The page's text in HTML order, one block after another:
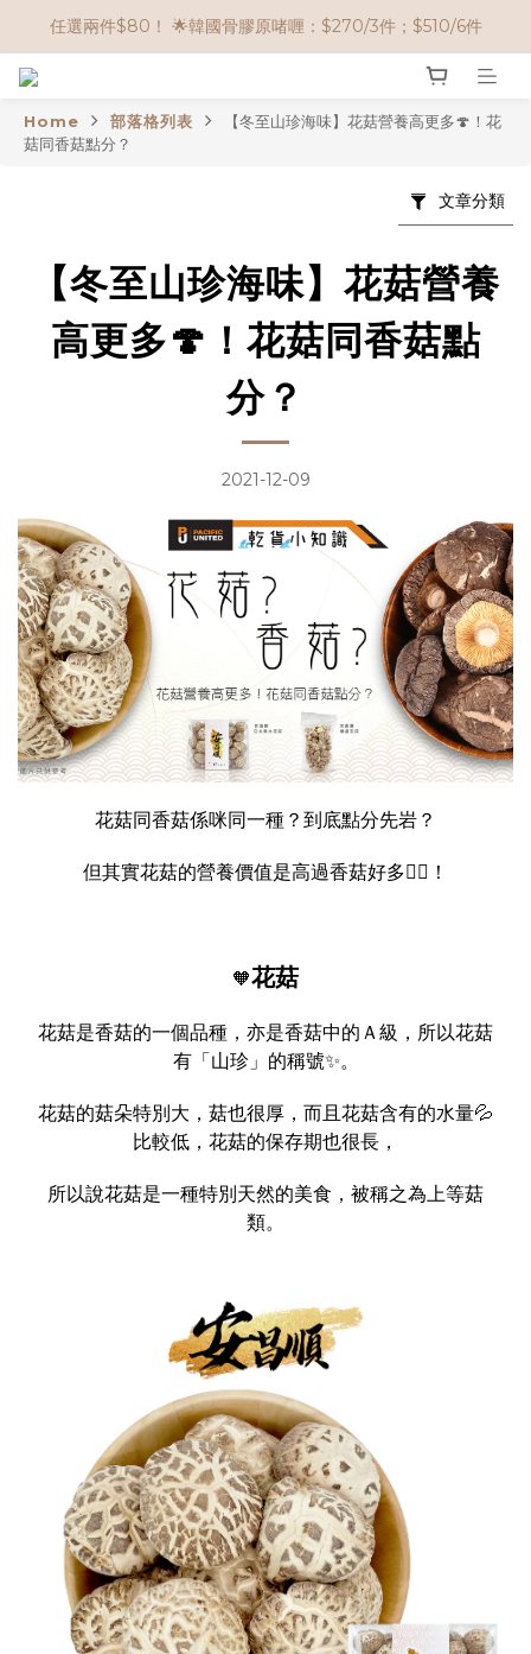
🌟購物滿 HK$650享95折； HK$950享9折；HK$1500享85折
任選兩件$80！ 🌟韓國骨膠原啫喱：$270/3件；$510/6件
🌟購物滿 HK$650享95折； HK$950享9折；HK$1500享85折
Home 部落格列表
【冬至山珍海味】花菇營養高更多🍄！花
菇同香菇點分？
文章分類
【冬至山珍海味】花菇營養
高更多🍄！花菇同香菇點
分？
2021-12-09
花菇同香菇係咪同一種？到底點分先岩？
但其實花菇的營養價值是高過香菇好多👍🏻！
🧡花菇
花菇是香菇的一個品種，亦是香菇中的Ａ級，所以花菇
有「山珍」的稱號✨。
花菇的菇朵特別大，菇也很厚，而且花菇含有的水量💦
比較低，花菇的保存期也很長，
所以說花菇是一種特別天然的美食，被稱之為上等菇
類。